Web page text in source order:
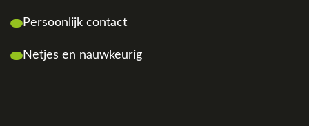
Persoonlijk contact
Netjes en nauwkeurig